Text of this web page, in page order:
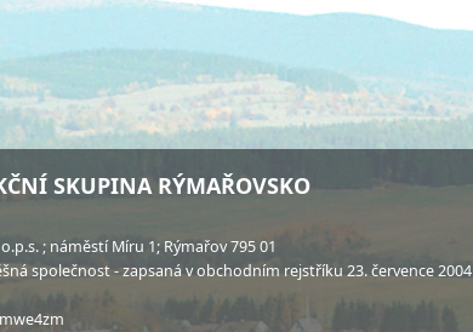
SKUPINA RÝMAŘOVSKO
o.p.s. ; náměstí Míru 1; Rýmařov 795 01
společnost - zapsaná v obchodním rejstříku 23. července 2004